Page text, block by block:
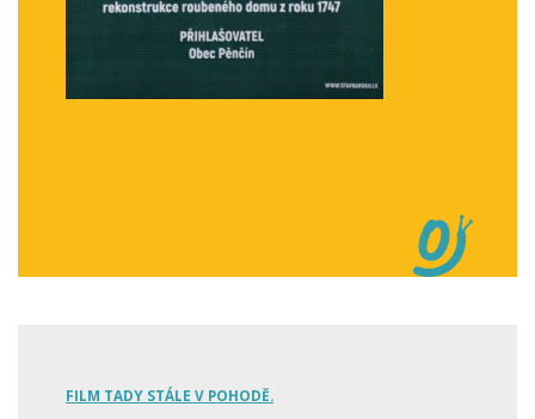
FILM TADY STÁLE V POHODĚ.